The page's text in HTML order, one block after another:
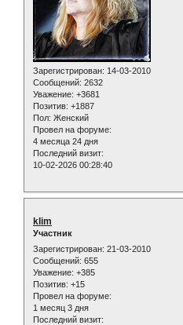
Зарегистрирован: 14-03-2010
Сообщений: 2632
Уважение: +3681
Позитив: +1887
Пол: Женский
Провел на форуме:
4 месяца 24 дня
Последний визит:
10-02-2026 00:28:40
klim
Участник
Зарегистрирован: 21-03-2010
Сообщений: 655
Уважение: +385
Позитив: +15
Провел на форуме:
1 месяц 3 дня
Последний визит: